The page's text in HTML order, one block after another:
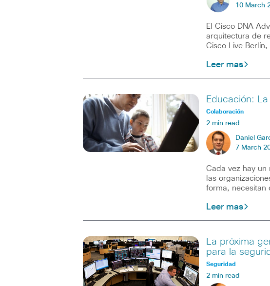
10 March
El Cisco DNA
arquitectura de
Cisco Live Berlín,
Leer mas
Educación:
Colaboración
2 min read
Daniel
7 March
Cada vez hay un
las
forma, necesitan
Leer mas
La próxima
para la
Seguridad
2 min read